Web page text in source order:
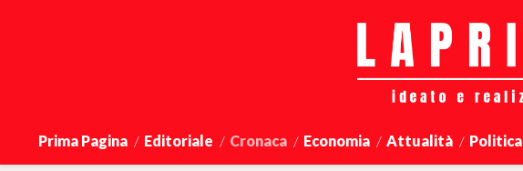
Prima Pagina Editoriale Cronaca Economia Attualità Politica